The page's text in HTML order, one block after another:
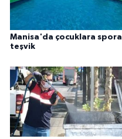
Manisa'da çocuklara spora
teşvik